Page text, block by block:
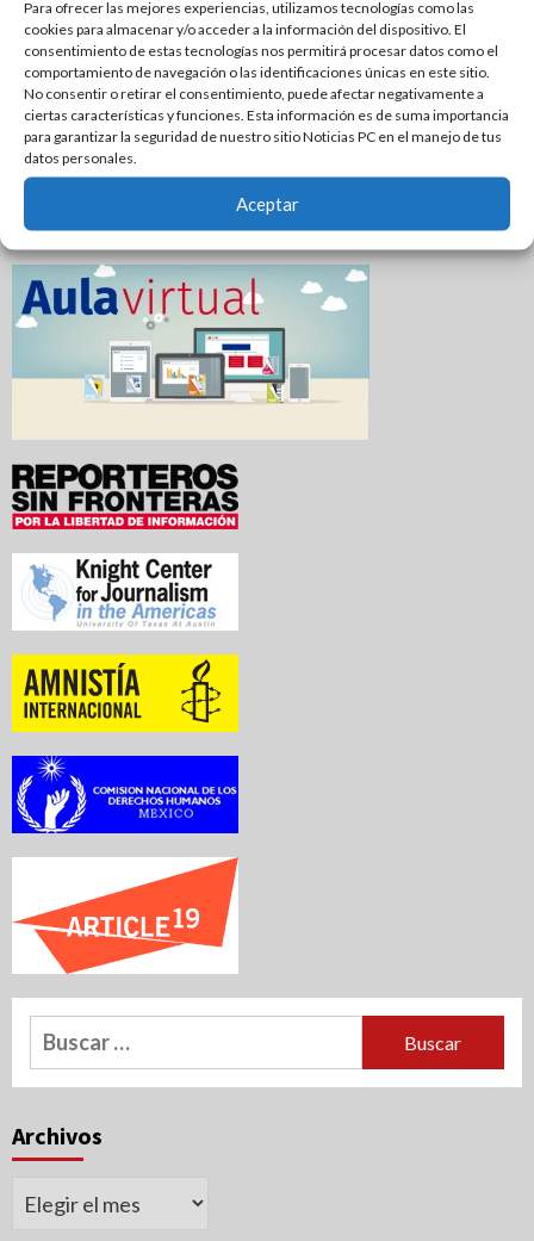
Para ofrecer las mejores experiencias, utilizamos tecnologías como las
cookies para almacenar y/o acceder a la información del dispositivo. El
consentimiento de estas tecnologías nos permitirá procesar datos como el
comportamiento de navegación o las identificaciones únicas en este sitio.
No consentir o retirar el consentimiento, puede afectar negativamente a
ciertas características y funciones. Esta información es de suma importancia
para garantizar la seguridad de nuestro sitio Noticias PC en el manejo de tus
datos personales.
Aceptar
Alejandra Quintos rompe el silencio y exige avances en la
investigación
Localizan a un hombre sin vida en canal de riego de
Xicoténcatl
Se incendia dulcería en pleno centro de El Mante; una
persona resulta intoxicada
Buscar:
Archivos
Archivos